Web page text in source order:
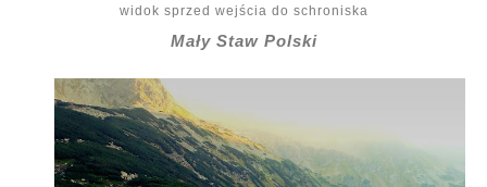
widok sprzed wejścia do schroniska
Mały Staw Polski